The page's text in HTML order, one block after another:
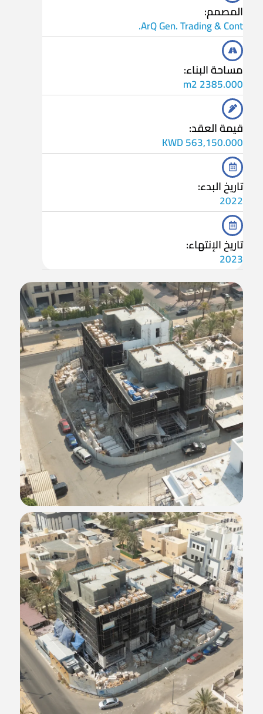
المصمم:
ArQ Gen. Trading & Cont.
مساحة البناء:
2385.000 m2
قيمة العقد:
563,150.000 KWD
تاريخ البدء:
2022
تاريخ الإنتهاء:
2023